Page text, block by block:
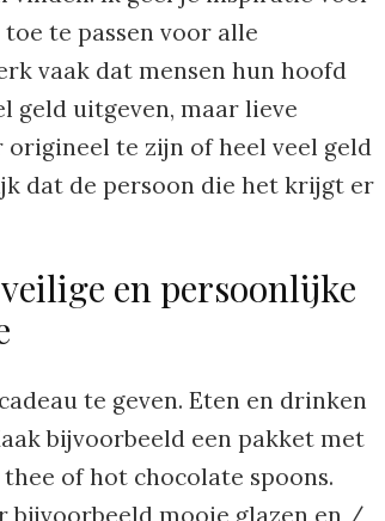
te passen voor alle
vaak dat mensen hun hoofd
geld uitgeven, maar lieve
te zijn of heel veel geld
dat de persoon die het krijgt er
en persoonlijke
te geven. Eten en drinken
bijvoorbeeld een pakket met
of hot chocolate spoons.
bijvoorbeeld mooie glazen en /